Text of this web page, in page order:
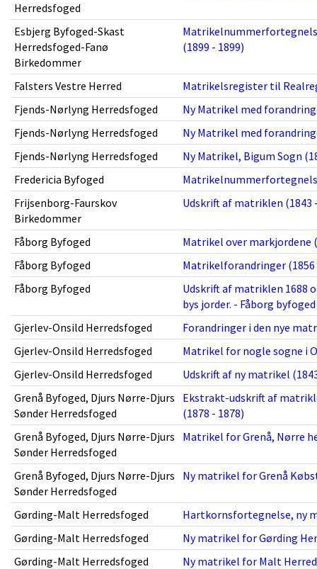
Herredsfoged
Esbjerg Byfoged-Skast
Herredsfoged-Fanø
Birkedommer
(1899 - 1899)
Falsters Vestre Herred
Matrikelsregister til
Fjends-Nørlyng Herredsfoged
Ny Matrikel med
Fjends-Nørlyng Herredsfoged
Ny Matrikel med
Fjends-Nørlyng Herredsfoged
Ny Matrikel, Bigum Sogn
Fredericia Byfoged
Frijsenborg-Faurskov
Birkedommer
Udskrift af matriklen (1843
Fåborg Byfoged
Matrikel over markjordene
Fåborg Byfoged
Matrikelforandringer (1856
Fåborg Byfoged
Udskrift af matriklen 1688
bys jorder. - Fåborg
Gjerlev-Onsild Herredsfoged
Forandringer i den nye
Gjerlev-Onsild Herredsfoged
Matrikel for nogle sogne i
Gjerlev-Onsild Herredsfoged
Udskrift af ny matrikel
Grenå Byfoged, Djurs Nørre-Djurs
Sønder Herredsfoged
Ekstrakt-udskrift af
(1878 - 1878)
Grenå Byfoged, Djurs Nørre-Djurs
Sønder Herredsfoged
Matrikel for Grenå, Nørre
Grenå Byfoged, Djurs Nørre-Djurs
Sønder Herredsfoged
Ny matrikel for Grenå
Gørding-Malt Herredsfoged
Hartkornsfortegnelse, ny
Gørding-Malt Herredsfoged
Ny matrikel for Gørding
Gørding-Malt Herredsfoged
Ny matrikel for Malt Herred